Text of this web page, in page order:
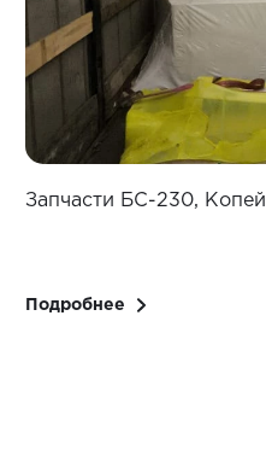
Запчасти БС-230,
Подробнее